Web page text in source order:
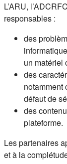
L’ARU,
responsables :
des
un matériel
des
notamment
défaut de
des
plateforme.
Les partenaires
et à la